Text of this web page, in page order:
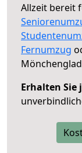
Allzeit bereit
Fernumzug
Erhalten Sie